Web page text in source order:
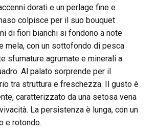
dorati e un perlage fine e
colpisce per il suo bouquet
di fiori bianchi si fondono a note
mela, con un sottofondo di pesca
sfumature agrumate e minerali a
Al palato sorprende per il
tra struttura e freschezza. Il gusto è
caratterizzato da una setosa vena
La persistenza è lunga, con un
e rotondo.